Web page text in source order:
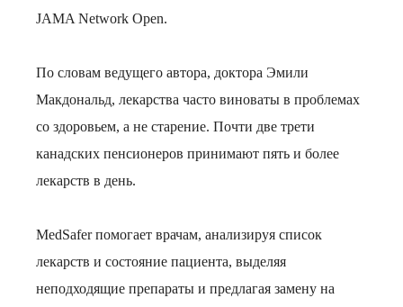
JAMA Network Open.
По словам ведущего автора, доктора Эмили
Макдональд, лекарства часто виноваты в проблемах
со здоровьем, а не старение. Почти две трети
канадских пенсионеров принимают пять и более
лекарств в день.
MedSafer помогает врачам, анализируя список
лекарств и состояние пациента, выделяя
неподходящие препараты и предлагая замену на